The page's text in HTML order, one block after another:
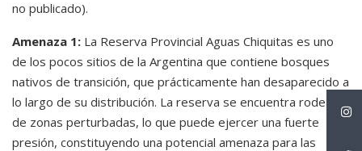
no publicado).
Amenaza 1: La Reserva Provincial Aguas Chiquitas es uno
de los pocos sitios de la Argentina que contiene bosques
nativos de transición, que prácticamente han desaparecido a
lo largo de su distribución. La reserva se encuentra rodeada
de zonas perturbadas, lo que puede ejercer una fuerte
presión, constituyendo una potencial amenaza para las